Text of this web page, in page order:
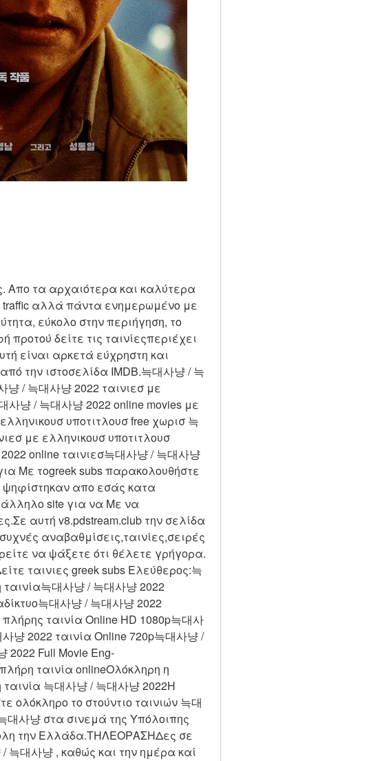
Απο τα αρχαιότερα και καλύτερα
traffic αλλά πάντα ενημερωμένο με
εύκολο στην περιήγηση, το
δείτε τις ταινίεςπεριέχει
είναι αρκετά εύχρηστη και
την ιστοσελίδα IMDB.늑대사냥 / 늑
냥 / 늑대사냥 2022 ταινιεσ με
사냥 / 늑대사냥 2022 online movies με
υποτιτλουσ free χωρισ 늑
με ελληνικουσ υποτιτλουσ
online ταινιεσ늑대사냥 / 늑대사냥
Με τοgreek subs παρακολουθήστε
ψηφίστηκαν απο εσάς κατα
site για να Με να
αυτή v8.pdstream.club την σελίδα
αναβαθμίσεις,ταινίες,σειρές
να ψάξετε ότι θέλετε γρήγορα.
ταινιες greek subs Ελεύθερος:늑
늑대사냥 / 늑대사냥 2022
늑대사냥 / 늑대사냥 2022
ταινία Online HD 1080p늑대사
냥 2022 ταινία Online 720p늑대사냥 /
2022 Full Movie Eng-
ταινία onlineΟλόκληρη η
늑대사냥 / 늑대사냥 2022Η
ολόκληρο το στούντιο ταινιών 늑대
대사냥 στα σινεμά της Υπόλοιπης
την Ελλάδα.ΤΗΛΕΟΡΑΣΗΔες σε
늑대사냥 , καθώς και την ημέρα καί